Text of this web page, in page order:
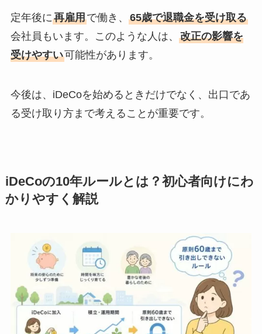
定年後に再雇用で働き、 65歳で退職金を受け取る
会社員もいます。このような人は、 改正の影響を
受けやすい可能性があります。
今後は、iDeCoを始めるときだけでなく、出口であ
る受け取り方まで考えることが重要です。
iDeCoの10年ルールとは？初心者向けにわ
かりやすく解説